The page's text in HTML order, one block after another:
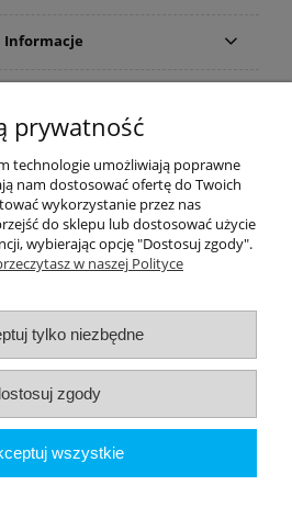
Informacje
kategorie
29 Listopada 165-
- NIP 9452184931
-sklep@divefactory24.pl
wersję strony
Shoper.pl
prywatność
technologie umożliwiają poprawne
nam dostosować ofertę do Twoich
wykorzystanie przez nas
do sklepu lub dostosować użycie
wybierając opcję "Dostosuj zgody".
w naszej Polityce
tylko niezbędne
zgody
wszystkie